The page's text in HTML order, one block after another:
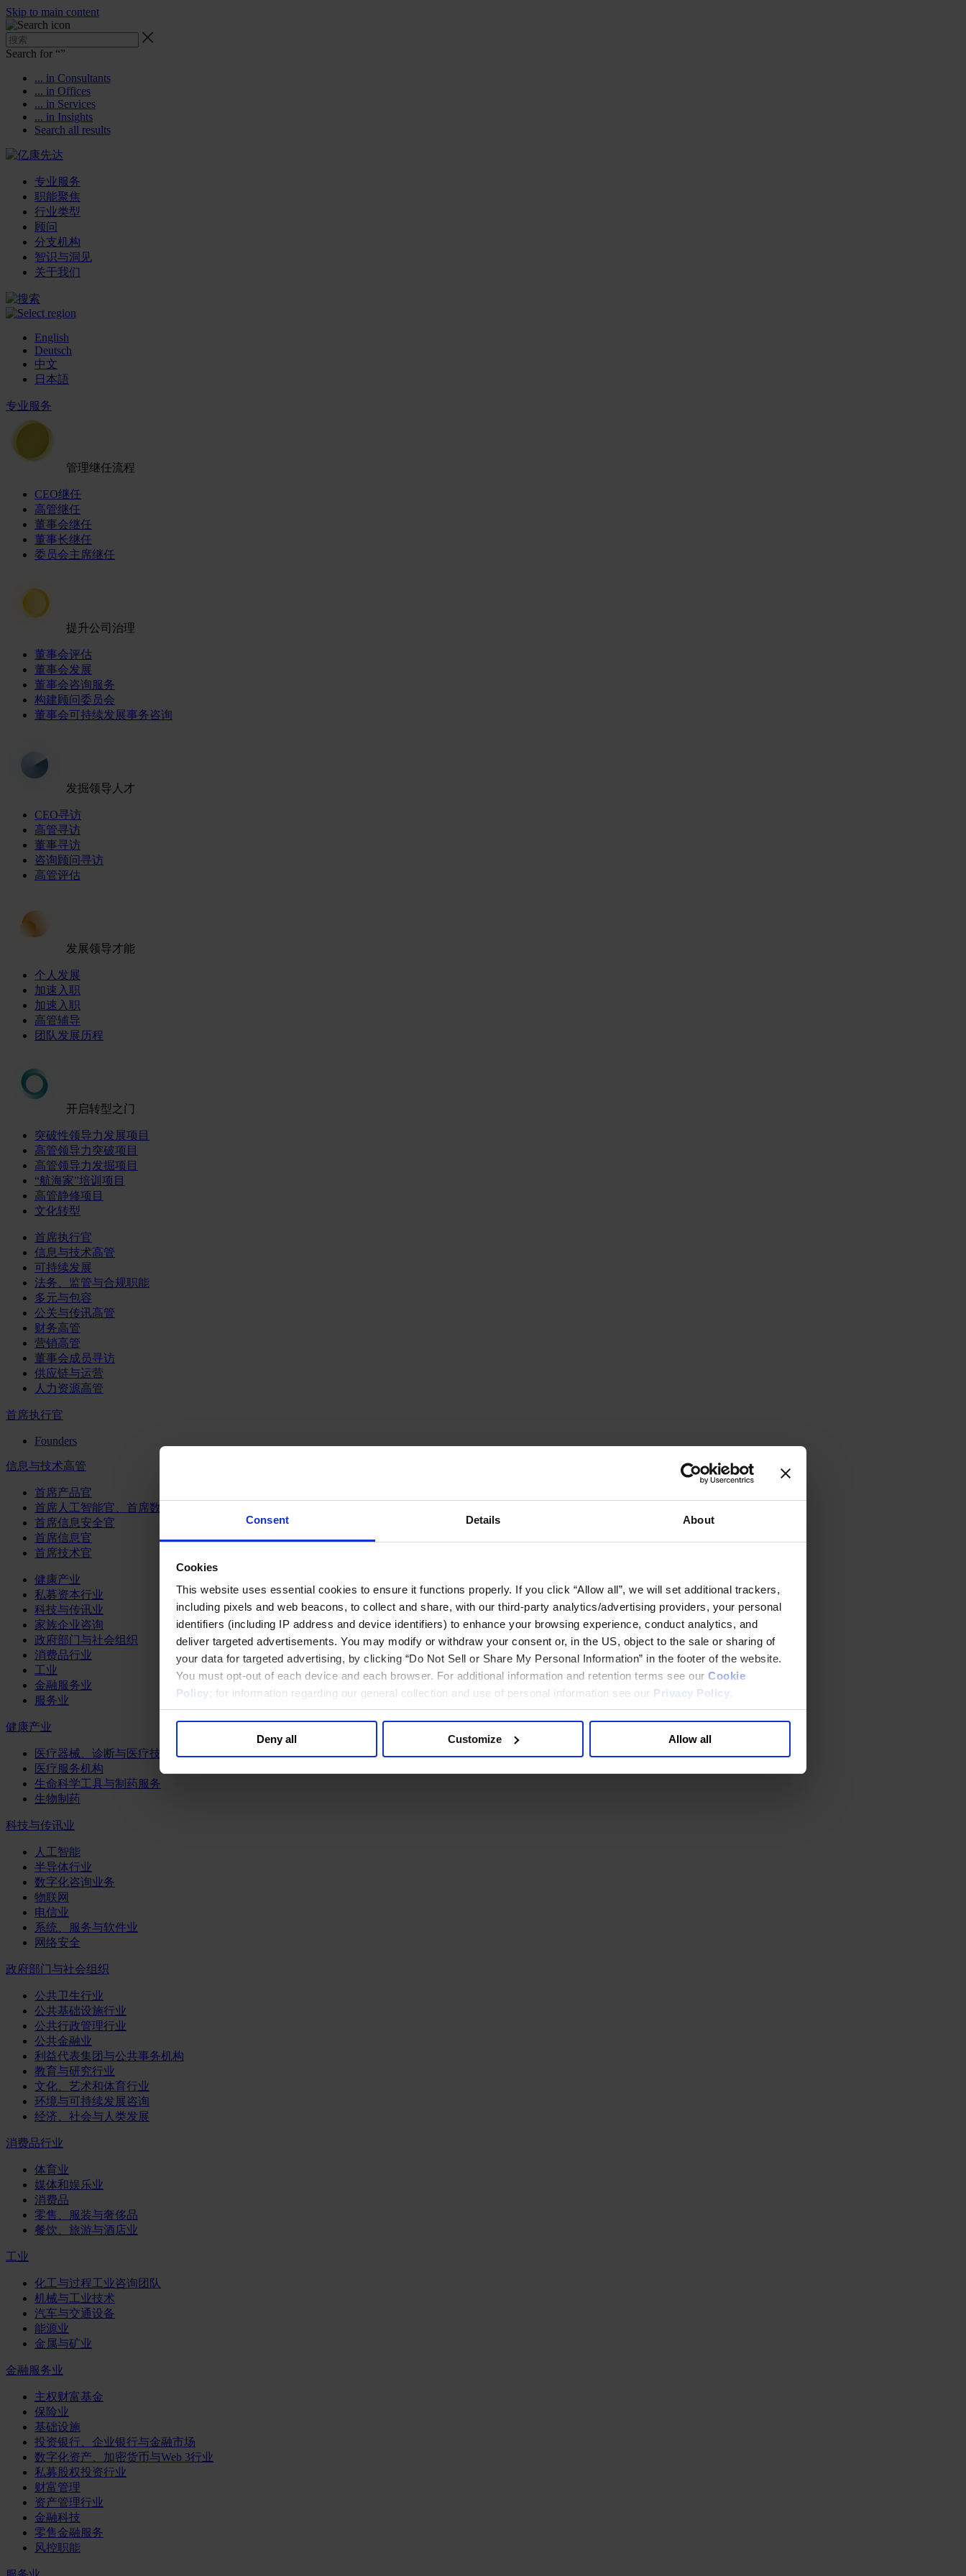
Consent Details About
Cookies
This website uses essential cookies to ensure it functions properly. If you click “Allow all”, we will set additional trackers,
including pixels and web beacons, to collect and share, with our third-party analytics/advertising providers, your personal
identifiers (including IP address and device identifiers) to enhance your browsing experience, conduct analytics, and
deliver targeted advertisements. You may modify or withdraw your consent or, in the US, object to the sale or sharing of
your data for targeted advertising, by clicking “Do Not Sell or Share My Personal Information” in the footer of the website.
You must opt-out of each device and each browser. For additional information and retention terms see our Cookie
Policy; for information regarding our general collection and use of personal information see our Privacy Policy
Deny all Customize Allow all
Skip to main content
Search for “”
... in Consultants
... in Offices
... in Services
... in Insights
Search all results
专业服务
职能聚焦
行业类型
顾问
分支机构
智识与洞见
关于我们
English
Deutsch
中文
日本語
专业服务
管理继任流程
CEO继任
高管继任
董事会继任
董事长继任
委员会主席继任
提升公司治理
董事会评估
董事会发展
董事会咨询服务
构建顾问委员会
董事会可持续发展事务咨询
发掘领导人才
CEO寻访
高管寻访
董事寻访
咨询顾问寻访
高管评估
发展领导才能
个人发展
加速入职
加速入职
高管辅导
团队发展历程
开启转型之门
突破性领导力发展项目
高管领导力突破项目
高管领导力发掘项目
“航海家”培训项目
高管静修项目
文化转型
首席执行官
信息与技术高管
可持续发展
法务、监管与合规职能
多元与包容
公关与传讯高管
财务高管
营销高管
董事会成员寻访
供应链与运营
人力资源高管
首席执行官
Founders
信息与技术高管
首席产品官
首席人工智能官、首席数据官和首席数据解析官
首席信息安全官
首席信息官
首席技术官
健康产业
私募资本行业
科技与传讯业
家族企业咨询
政府部门与社会组织
消费品行业
工业
金融服务业
服务业
健康产业
医疗器械、诊断与医疗技术
医疗服务机构
生命科学工具与制药服务
生物制药
科技与传讯业
人工智能
半导体行业
数字化咨询业务
物联网
电信业
系统、服务与软件业
网络安全
政府部门与社会组织
公共卫生行业
公共基础设施行业
公共行政管理行业
公共金融业
利益代表集团与公共事务机构
教育与研究行业
文化、艺术和体育行业
环境与可持续发展咨询
经济、社会与人类发展
消费品行业
体育业
媒体和娱乐业
消费品
零售、服装与奢侈品
餐饮、旅游与酒店业
工业
化工与过程工业咨询团队
机械与工业技术
汽车与交通设备
能源业
金属与矿业
金融服务业
主权财富基金
保险业
基础设施
投资银行、企业银行与金融市场
数字化资产、加密货币与Web 3行业
私募股权投资行业
财富管理
资产管理行业
金融科技
零售金融服务
风控职能